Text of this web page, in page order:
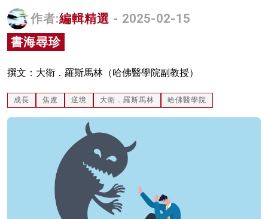
名家榜
灼見活動
作者:編輯精選 - 2025-02-15
書海尋珍
撰文：大衛．羅斯馬林（哈佛醫學院副教授）
成長 焦慮 逆境 大衛．羅斯馬林 哈佛醫學院